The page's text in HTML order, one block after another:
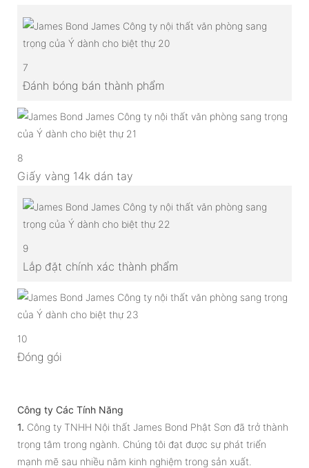
7
Đánh bóng bán thành phẩm
8
Giấy vàng 14k dán tay
9
Lắp đặt chính xác thành phẩm
10
Đóng gói
Công ty Các Tính Năng
1. Công ty TNHH Nội thất James Bond Phật Sơn đã trở thành
trọng tâm trong ngành. Chúng tôi đạt được sự phát triển
mạnh mẽ sau nhiều năm kinh nghiệm trong sản xuất.